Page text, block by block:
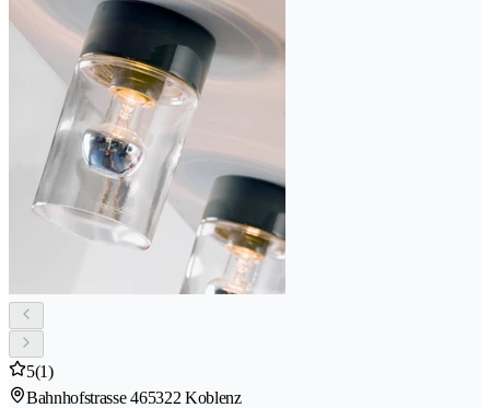
5(1)
Bahnhofstrasse 465322 Koblenz